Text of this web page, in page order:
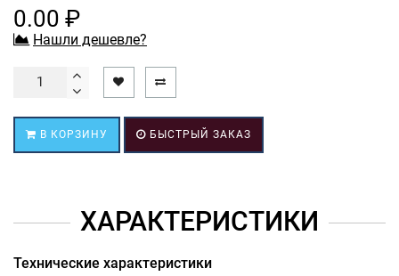
0.00 ₽
Нашли дешевле?
В КОРЗИНУ БЫСТРЫЙ ЗАКАЗ
ХАРАКТЕРИСТИКИ
Технические характеристики